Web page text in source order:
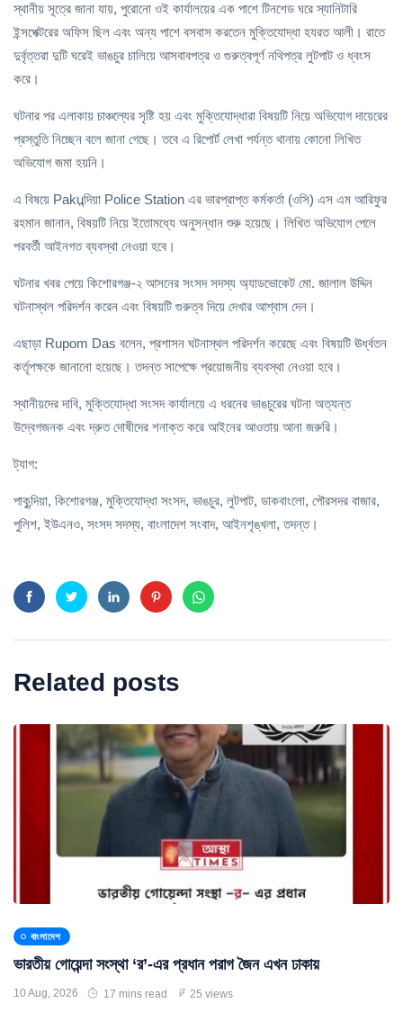
স্থানীয় সূত্রে জানা যায়, পুরোনো ওই কার্যালয়ের এক পাশে টিনশেড ঘরে স্যানিটারি
ইন্সপেক্টরের অফিস ছিল এবং অন্য পাশে বসবাস করতেন মুক্তিযোদ্ধা হযরত আলী। রাতে
দুর্বৃত্তরা দুটি ঘরেই ভাঙচুর চালিয়ে আসবাবপত্র ও গুরুত্বপূর্ণ নথিপত্র লুটপাট ও ধ্বংস
করে।
ঘটনার পর এলাকায় চাঞ্চল্যের সৃষ্টি হয় এবং মুক্তিযোদ্ধারা বিষয়টি নিয়ে অভিযোগ দায়েরের
প্রস্তুতি নিচ্ছেন বলে জানা গেছে। তবে এ রিপোর্ট লেখা পর্যন্ত থানায় কোনো লিখিত
অভিযোগ জমা হয়নি।
এ বিষয়ে Pakuন্দিয়া Police Station এর ভারপ্রাপ্ত কর্মকর্তা (ওসি) এস এম আরিফুর
রহমান জানান, বিষয়টি নিয়ে ইতোমধ্যে অনুসন্ধান শুরু হয়েছে। লিখিত অভিযোগ পেলে
পরবর্তী আইনগত ব্যবস্থা নেওয়া হবে।
ঘটনার খবর পেয়ে কিশোরগঞ্জ-২ আসনের সংসদ সদস্য অ্যাডভোকেট মো. জালাল উদ্দিন
ঘটনাস্থল পরিদর্শন করেন এবং বিষয়টি গুরুত্ব দিয়ে দেখার আশ্বাস দেন।
এছাড়া Rupom Das বলেন, প্রশাসন ঘটনাস্থল পরিদর্শন করেছে এবং বিষয়টি ঊর্ধ্বতন
কর্তৃপক্ষকে জানানো হয়েছে। তদন্ত সাপেক্ষে প্রয়োজনীয় ব্যবস্থা নেওয়া হবে।
স্থানীয়দের দাবি, মুক্তিযোদ্ধা সংসদ কার্যালয়ে এ ধরনের ভাঙচুরের ঘটনা অত্যন্ত
উদ্বেগজনক এবং দ্রুত দোষীদের শনাক্ত করে আইনের আওতায় আনা জরুরি।
ট্যাগ:
পাকুন্দিয়া, কিশোরগঞ্জ, মুক্তিযোদ্ধা সংসদ, ভাঙচুর, লুটপাট, ডাকবাংলো, পৌরসদর বাজার,
পুলিশ, ইউএনও, সংসদ সদস্য, বাংলাদেশ সংবাদ, আইনশৃঙ্খলা, তদন্ত।
Related posts
বাংলাদেশ
ভারতীয় গোয়েন্দা সংস্থা ‘র’-এর প্রধান পরাগ জৈন এখন ঢাকায়
10 Aug, 2026 17 mins read 25 views